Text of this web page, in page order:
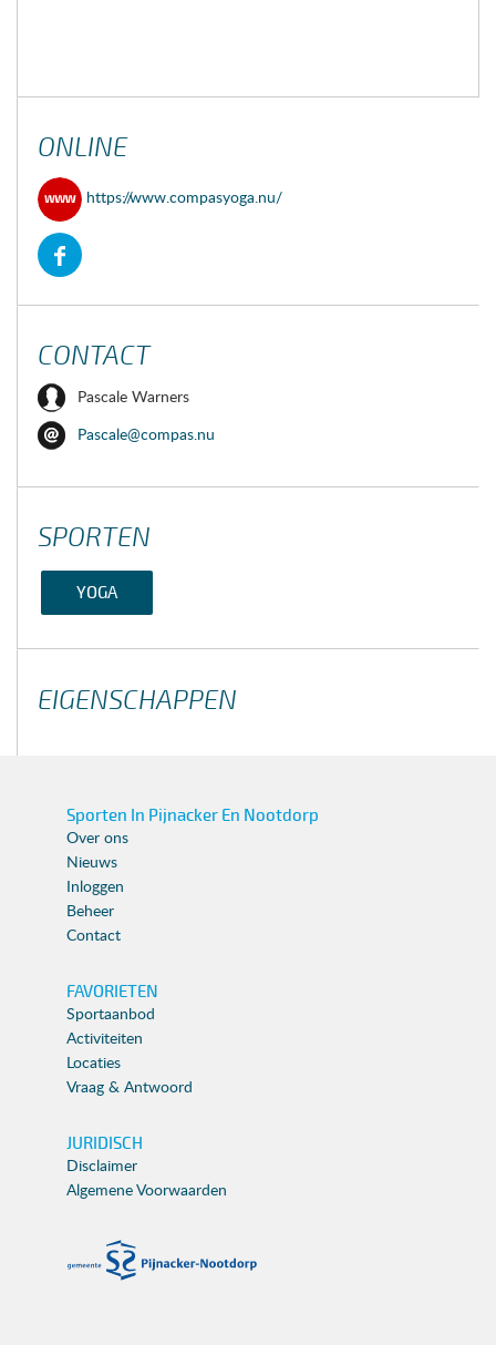
ONLINE
https://www.compasyoga.nu/
CONTACT
Pascale Warners
Pascale@compas.nu
SPORTEN
YOGA
EIGENSCHAPPEN
Sporten In Pijnacker En Nootdorp
Over ons
Nieuws
Inloggen
Beheer
Contact
FAVORIETEN
Sportaanbod
Activiteiten
Locaties
Vraag & Antwoord
JURIDISCH
Disclaimer
Algemene Voorwaarden